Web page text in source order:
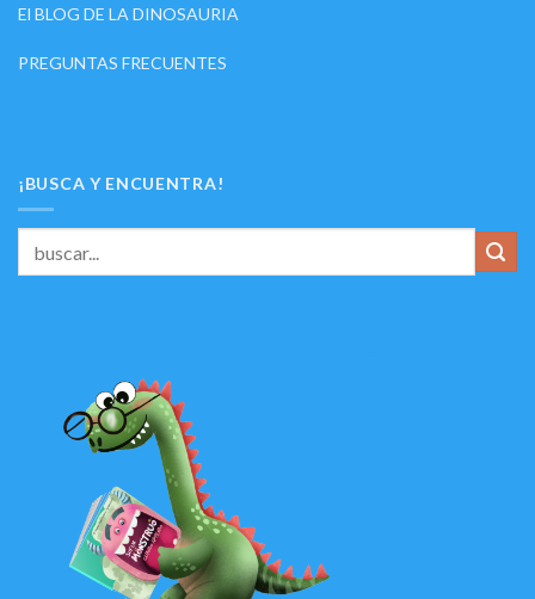
El BLOG DE LA DINOSAURIA
PREGUNTAS FRECUENTES
¡BUSCA Y ENCUENTRA!